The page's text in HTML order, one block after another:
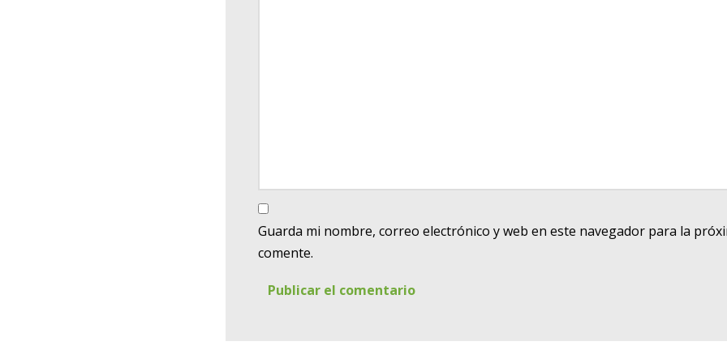
Guarda mi nombre, correo electrónico y web en este navegador para la
comente.